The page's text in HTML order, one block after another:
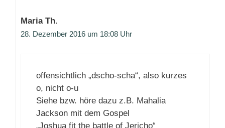
Maria Th.
28. Dezember 2016 um 18:08 Uhr
offensichtlich „dscho-scha“, also kurzes
o, nicht o-u
Siehe bzw. höre dazu z.B. Mahalia
Jackson mit dem Gospel
„Joshua fit the battle of Jericho“